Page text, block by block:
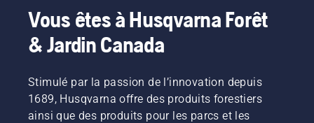
Vous êtes à Husqvarna Forêt
& Jardin Canada
Stimulé par la passion de l’innovation depuis
1689, Husqvarna offre des produits forestiers
ainsi que des produits pour les parcs et les